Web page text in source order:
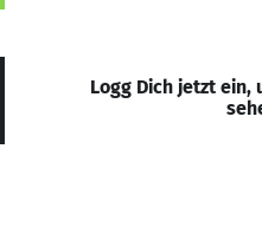
Logg Dich jetzt ein,